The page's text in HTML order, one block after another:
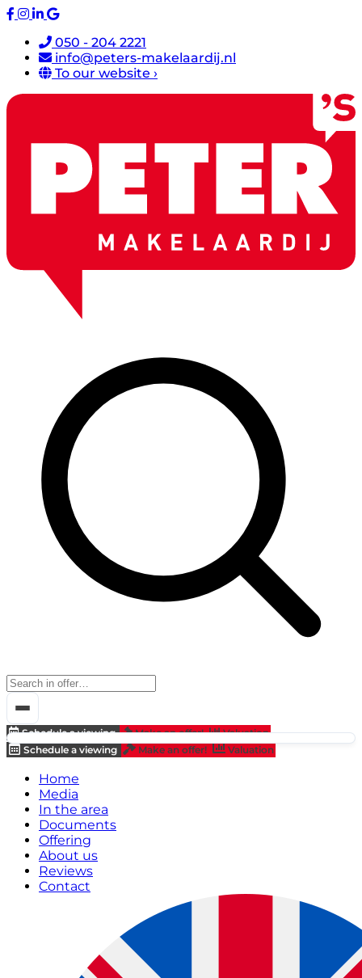
050 - 204 2221
info@peters-makelaardij.nl
To our website ›
Schedule a viewing Make an offer!
Valuation
Schedule a viewing
Make an offer! Valuation
Home
Media
In the area
Documents
Offering
About us
Reviews
Contact